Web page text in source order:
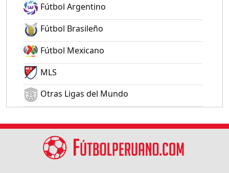
Fútbol Argentino
Fútbol Brasileño
Fútbol Mexicano
MLS
Otras Ligas del Mundo